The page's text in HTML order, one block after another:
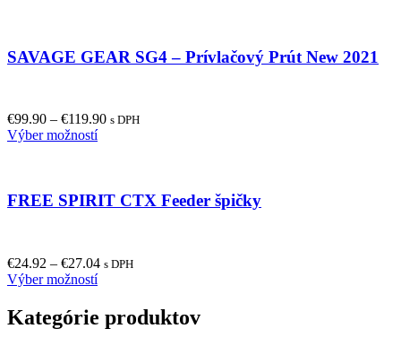
variants.
be
chosen
page
SAVAGE GEAR SG4 – Prívlačový Prút New 2021
€99.90 – €119.90 s DPH
Výber možnostíThis
variants.
be
chosen
the
product
FREE SPIRIT CTX Feeder špičky
€24.92 – €27.04 s DPH
Výber možnostíThis
multiple
Kategórie produktov